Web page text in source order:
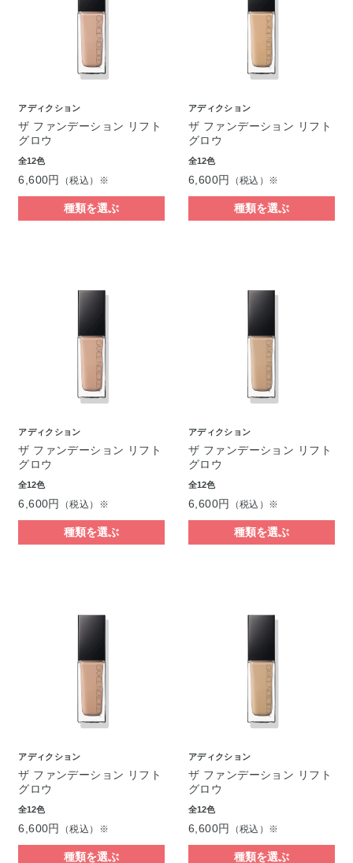
アディクション
ザ ファンデーション リフト
グロウ
全12色
6,600円 （税込）※
種類を選ぶ
アディクション
ザ ファンデーション リフト
グロウ
全12色
6,600円 （税込）※
種類を選ぶ
アディクション
ザ ファンデーション リフト
グロウ
全12色
6,600円 （税込）※
種類を選ぶ
アディクション
ザ ファンデーション リフト
グロウ
全12色
6,600円 （税込）※
種類を選ぶ
アディクション
ザ ファンデーション リフト
グロウ
全12色
6,600円 （税込）※
種類を選ぶ
アディクション
ザ ファンデーション リフト
グロウ
全12色
6,600円 （税込）※
種類を選ぶ